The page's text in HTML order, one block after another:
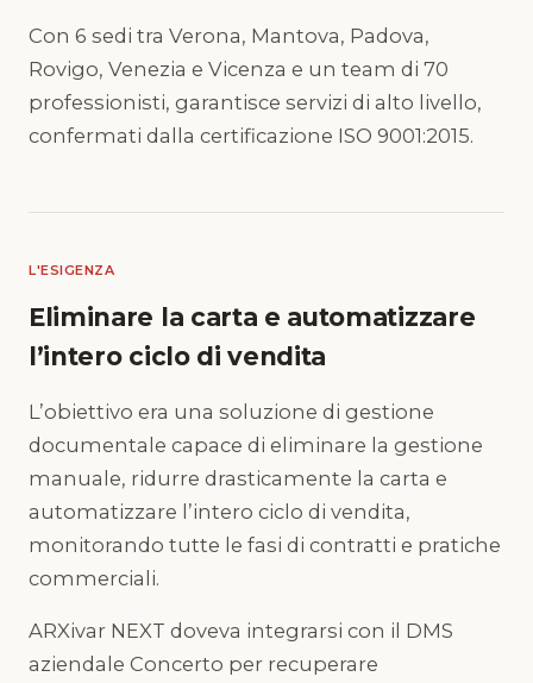
Con 6 sedi tra Verona, Mantova, Padova,
Rovigo, Venezia e Vicenza e un team di 70
professionisti, garantisce servizi di alto livello,
confermati dalla certificazione ISO 9001:2015.
L'ESIGENZA
Eliminare la carta e automatizzare
l’intero ciclo di vendita
L’obiettivo era una soluzione di gestione
documentale capace di eliminare la gestione
manuale, ridurre drasticamente la carta e
automatizzare l’intero ciclo di vendita,
monitorando tutte le fasi di contratti e pratiche
commerciali.
ARXivar NEXT doveva integrarsi con il DMS
aziendale Concerto per recuperare